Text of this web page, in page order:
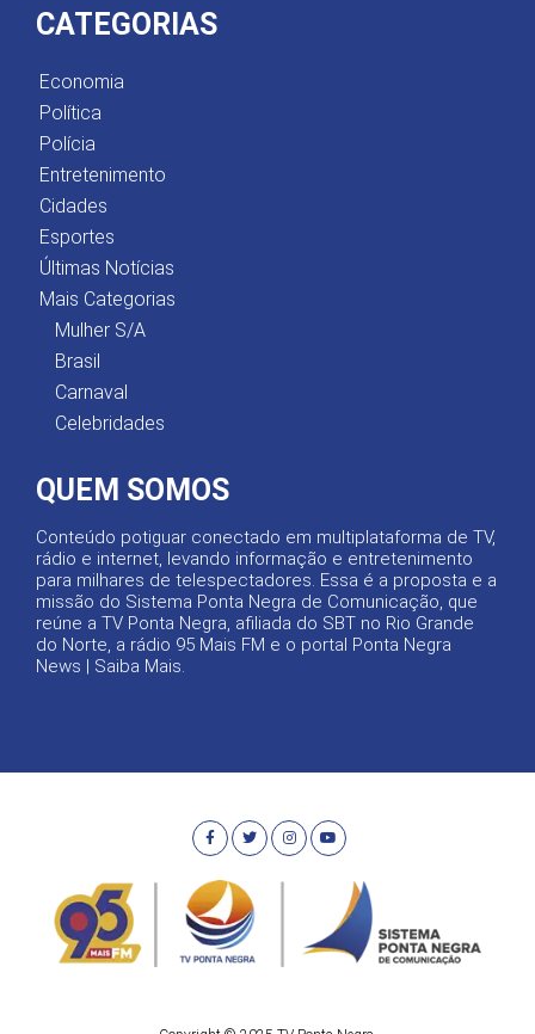
CATEGORIAS
Economia
Política
Polícia
Entretenimento
Cidades
Esportes
Últimas Notícias
Mais Categorias
Mulher S/A
Brasil
Carnaval
Celebridades
QUEM SOMOS
Conteúdo potiguar conectado em multiplataforma de TV,
rádio e internet, levando informação e entretenimento
para milhares de telespectadores. Essa é a proposta e a
missão do Sistema Ponta Negra de Comunicação, que
reúne a TV Ponta Negra, afiliada do SBT no Rio Grande
do Norte, a rádio 95 Mais FM e o portal Ponta Negra
News | Saiba Mais.